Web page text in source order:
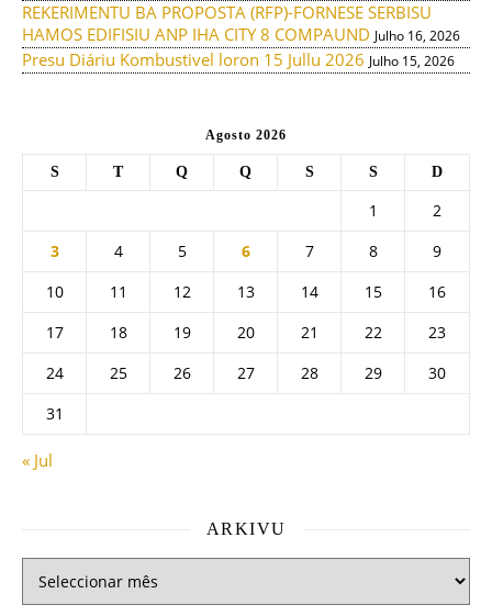
REKERIMENTU BA PROPOSTA (RFP)-FORNESE SERBISU
HAMOS EDIFISIU ANP IHA CITY 8 COMPAUND Julho 16, 2026
Presu Diáriu Kombustivel loron 15 Jullu 2026 Julho 15, 2026
Agosto 2026
S T Q Q S S D
1
2
3
4 5 6 7 8
9
10
11 12 13 14 15
16
17
18 19 20 21 22
23
24
25 26 27 28 29
30
31
« Jul
ARKIVU